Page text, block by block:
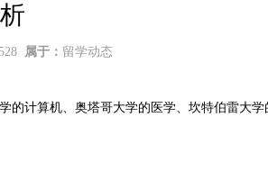
528 属于： 留学动态
的计算机、奥塔哥大学的医学、坎特伯雷大学